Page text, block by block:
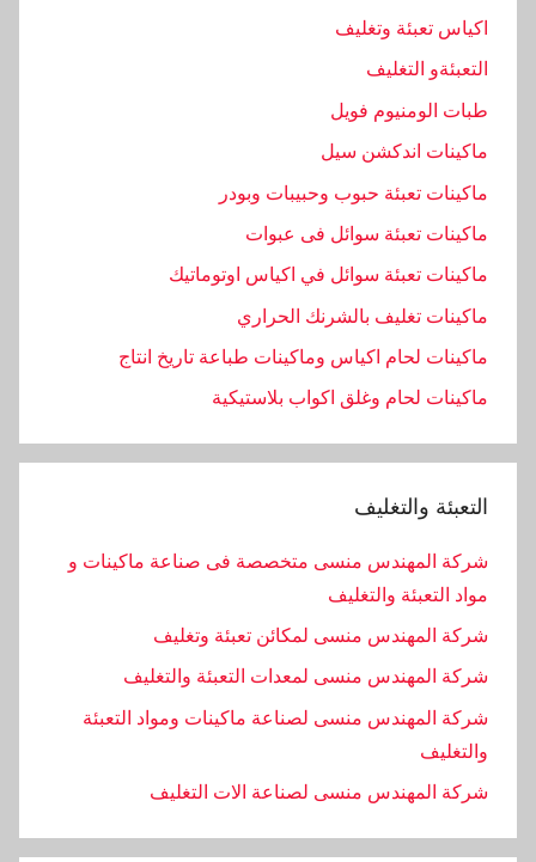
اكياس تعبئة وتغليف
التعبئةو التغليف
طبات الومنيوم فويل
ماكينات اندكشن سيل
ماكينات تعبئة حبوب وحبيبات وبودر
ماكينات تعبئة سوائل فى عبوات
ماكينات تعبئة سوائل في اكياس اوتوماتيك
ماكينات تغليف بالشرنك الحراري
ماكينات لحام اكياس وماكينات طباعة تاريخ انتاج
ماكينات لحام وغلق اكواب بلاستيكية
التعبئة والتغليف
شركة المهندس منسى متخصصة فى صناعة ماكينات و
مواد التعبئة والتغليف
شركة المهندس منسى لمكائن تعبئة وتغليف
شركة المهندس منسى لمعدات التعبئة والتغليف
شركة المهندس منسى لصناعة ماكينات ومواد التعبئة
والتغليف
‏شركة المهندس منسى لصناعة الات التغليف